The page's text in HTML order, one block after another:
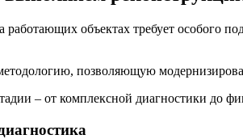
работающих объектах требует особого
позволяющую
– от комплексной диагностики до